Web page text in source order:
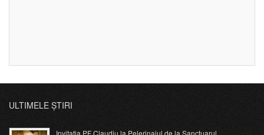
ULTIMELE ȘTIRI
Invitația PF Claudiu la Pelerinajul de la Sanctuarul